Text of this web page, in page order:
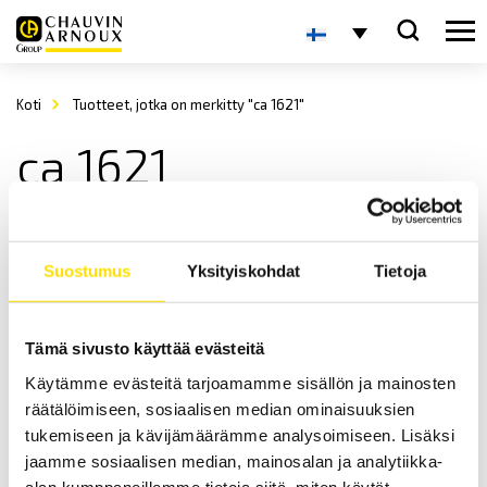
Suostumus Yksityiskohdat Tietoja
Tämä sivusto käyttää evästeitä
Käytämme evästeitä tarjoamamme sisällön ja mainosten
räätälöimiseen, sosiaalisen median ominaisuuksien
tukemiseen ja kävijämäärämme analysoimiseen. Lisäksi
jaamme sosiaalisen median, mainosalan ja analytiikka-
Koti Tuotteet, jotka on merkitty "ca 1621"
ca 1621
CA1621, CA1623 & CA1631 Kalibraattorit
mittauksiin.